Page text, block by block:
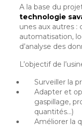
A la base du
technologie
unes aux autres
automatisation,
d’analyse des
L’objectif de
Surveiller la
Adapter et
gaspillage,
quantités…)
Améliorer la